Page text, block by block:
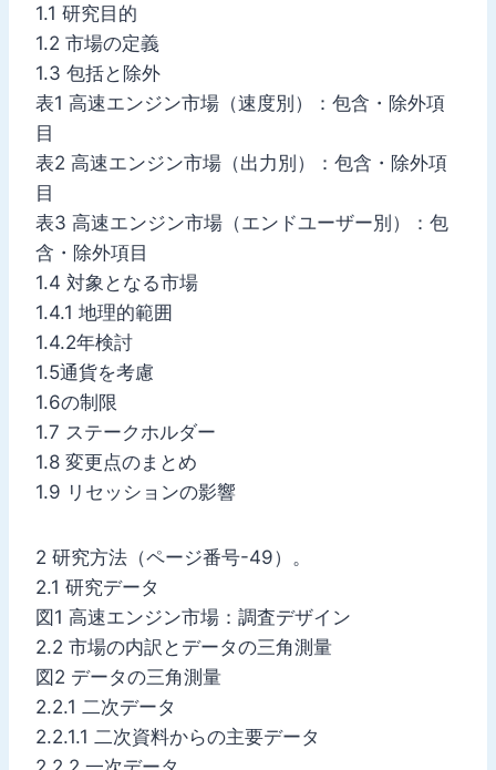
1.1 研究目的
1.2 市場の定義
1.3 包括と除外
表1 高速エンジン市場（速度別）：包含・除外項
目
表2 高速エンジン市場（出力別）：包含・除外項
目
表3 高速エンジン市場（エンドユーザー別）：包
含・除外項目
1.4 対象となる市場
1.4.1 地理的範囲
1.4.2年検討
1.5通貨を考慮
1.6の制限
1.7 ステークホルダー
1.8 変更点のまとめ
1.9 リセッションの影響
2 研究方法（ページ番号-49）。
2.1 研究データ
図1 高速エンジン市場：調査デザイン
2.2 市場の内訳とデータの三角測量
図2 データの三角測量
2.2.1 二次データ
2.2.1.1 二次資料からの主要データ